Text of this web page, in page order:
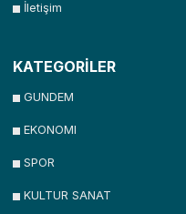
İletişim
KATEGORİLER
GUNDEM
EKONOMI
SPOR
KULTUR SANAT